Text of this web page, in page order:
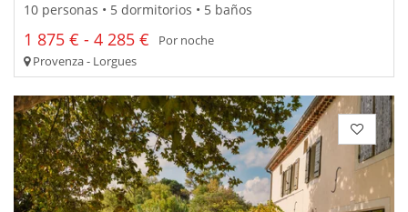
10 personas • 5 dormitorios • 5 baños
1 875 € - 4 285 €
Por noche
Provenza - Lorgues